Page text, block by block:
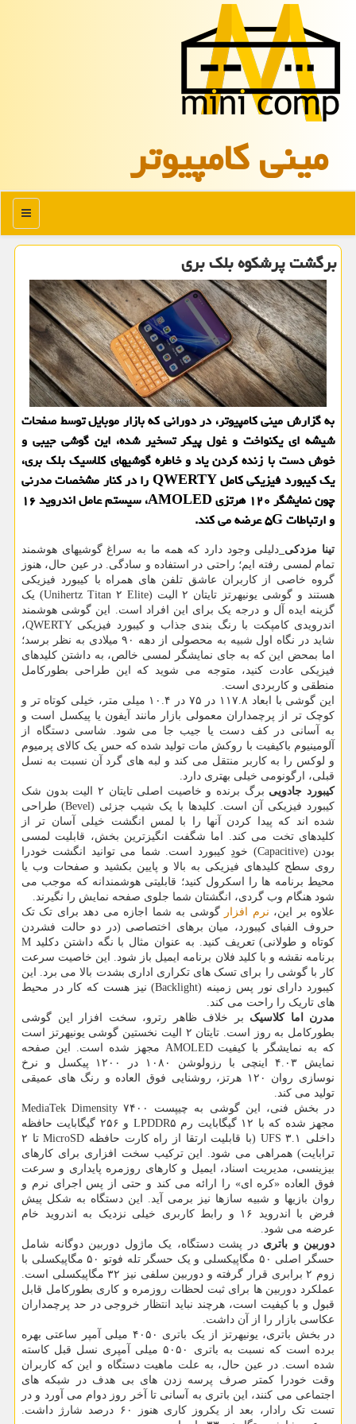
مینی كامپیوتر
منو
برگشت پرشکوه بلک بری
به گزارش مینی کامپیوتر، در دورانی که بازار موبایل توسط صفحات
شیشه ای یکنواخت و غول پیکر تسخیر شده، این گوشی جیبی و
خوش دست با زنده کردن یاد و خاطره گوشیهای کلاسیک بلک بری،
یک کیبورد فیزیکی کامل QWERTY را در کنار مشخصات مدرنی
چون نمایشگر ۱۲۰ هرتزی AMOLED، سیستم عامل اندروید ۱۶
و ارتباطات ۵G عرضه می کند.
تینا مزدکی_ دلیلی وجود دارد که همه ما به سراغ گوشیهای هوشمند
تمام لمسی رفته ایم؛ راحتی در استفاده و سادگی. در عین حال، هنوز
گروه خاصی از کاربران عاشق تلفن های همراه با کیبورد فیزیکی
هستند و گوشی یونیهرتز تایتان ۲ الیت (Unihertz Titan ۲ Elite) یک
گزینه ایده آل و درجه یک برای این افراد است. این گوشی هوشمند
اندرویدی کامپکت با رنگ بندی جذاب و کیبورد فیزیکی QWERTY،
شاید در نگاه اول شبیه به محصولی از دهه ۹۰ میلادی به نظر برسد؛
اما بمحض این که به جای نمایشگر لمسی خالص، به داشتن کلیدهای
فیزیکی عادت کنید، متوجه می شوید که این طراحی بطورکامل
منطقی و کاربردی است.
این گوشی با ابعاد ۱۱۷.۸ در ۷۵ در ۱۰.۴ میلی متر، خیلی کوتاه تر و
کوچک تر از پرچمداران معمولی بازار مانند آیفون یا پیکسل است و
به آسانی در کف دست یا جیب جا می شود. شاسی دستگاه از
آلومینیوم باکیفیت با روکش مات تولید شده که حس یک کالای پرمیوم
و لوکس را به کاربر منتقل می کند و لبه های گرد آن نسبت به نسل
قبلی، ارگونومی خیلی بهتری دارد.
کیبورد جادویی
برگ برنده و خاصیت اصلی تایتان ۲ الیت بدون شک
کیبورد فیزیکی آن است. کلیدها با یک شیب جزئی (Bevel) طراحی
شده اند که پیدا کردن آنها را با لمس انگشت خیلی آسان تر از
کلیدهای تخت می کند. اما شگفت انگیزترین بخش، قابلیت لمسی
بودن (Capacitive) خودِ کیبورد است. شما می توانید انگشت خودرا
روی سطح کلیدهای فیزیکی به بالا و پایین بکشید و صفحات وب یا
محیط برنامه ها را اسکرول کنید؛ قابلیتی هوشمندانه که موجب می
شود هنگام وب گردی، انگشتان شما جلوی صفحه نمایش را نگیرند.
علاوه بر این، نرم افزار گوشی به شما اجازه می دهد برای تک تک
حروف الفبای کیبورد، میان برهای اختصاصی (در دو حالت فشردن
کوتاه و طولانی) تعریف کنید. به عنوان مثال با نگه داشتن دکلید M
برنامه نقشه و با کلید فلان برنامه ایمیل باز شود. این خاصیت سرعت
کار با گوشی را برای تسک های تکراری اداری بشدت بالا می برد. این
کیبورد دارای نور پس زمینه (Backlight) نیز هست که کار در محیط
های تاریک را راحت می کند.
مدرن اما کلاسیک بر خلاف ظاهر رترو، سخت افزار این گوشی
بطورکامل به روز است. تایتان ۲ الیت نخستین گوشی یونیهرتز است
که به نمایشگر با کیفیت AMOLED مجهز شده است. این صفحه
نمایش ۴.۰۳ اینچی با رزولوشن ۱۰۸۰ در ۱۲۰۰ پیکسل و نرخ
نوسازی روان ۱۲۰ هرتز، روشنایی فوق العاده و رنگ های عمیقی
تولید می کند.
در بخش فنی، این گوشی به چیپست MediaTek Dimensity ۷۴۰۰
مجهز شده که با ۱۲ گیگابایت رم LPDDR۵ و ۲۵۶ گیگابایت حافظه
داخلی UFS ۳.۱ (با قابلیت ارتقا از راه کارت حافظه MicroSD تا ۲
ترابایت) همراهی می شود. این ترکیب سخت افزاری برای کارهای
بیزینسی، مدیریت اسناد، ایمیل و کارهای روزمره پایداری و سرعت
فوق العاده «کره ای» را ارائه می کند و حتی از پس اجرای نرم و
روان بازیها و شبیه سازها نیز برمی آید. این دستگاه به شکل پیش
فرض با اندروید ۱۶ و رابط کاربری خیلی نزدیک به اندروید خام
عرضه می شود.
دوربین و باتری در پشت دستگاه، یک ماژول دوربین دوگانه شامل
حسگر اصلی ۵۰ مگاپیکسلی و یک حسگر تله فوتو ۵۰ مگاپیکسلی با
زوم ۲ برابری قرار گرفته و دوربین سلفی نیز ۳۲ مگاپیکسلی است.
عملکرد دوربین ها برای ثبت لحظات روزمره و کاری بطورکامل قابل
قبول و با کیفیت است، هرچند نباید انتظار خروجی در حد پرچمداران
عکاسی بازار را از آن داشت.
در بخش باتری، یونیهرتز از یک باتری ۴۰۵۰ میلی آمپر ساعتی بهره
برده است که نسبت به باتری ۵۰۵۰ میلی آمپری نسل قبل کاسته
شده است. در عین حال، به علت ماهیت دستگاه و این که کاربران
وقت خودرا کمتر صرف پرسه زدن های بی هدف در شبکه های
اجتماعی می کنند، این باتری به آسانی تا آخر روز دوام می آورد و در
تست تک رادار، بعد از یکروز کاری هنوز ۶۰ درصد شارژ داشت.